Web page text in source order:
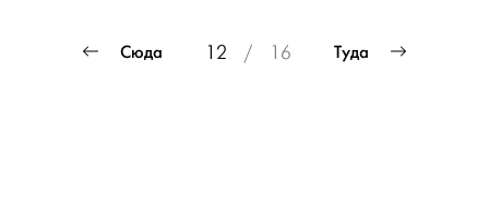
Пагинация
записей
Сюда 12 / 16 Туда
ПРОЕКТ
СВАДЬБЫ